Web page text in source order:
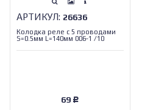
АРТИКУЛ: 26636
Колодка реле с 5 проводами
S=0.5мм L=140мм 006-1 /10
69 Р